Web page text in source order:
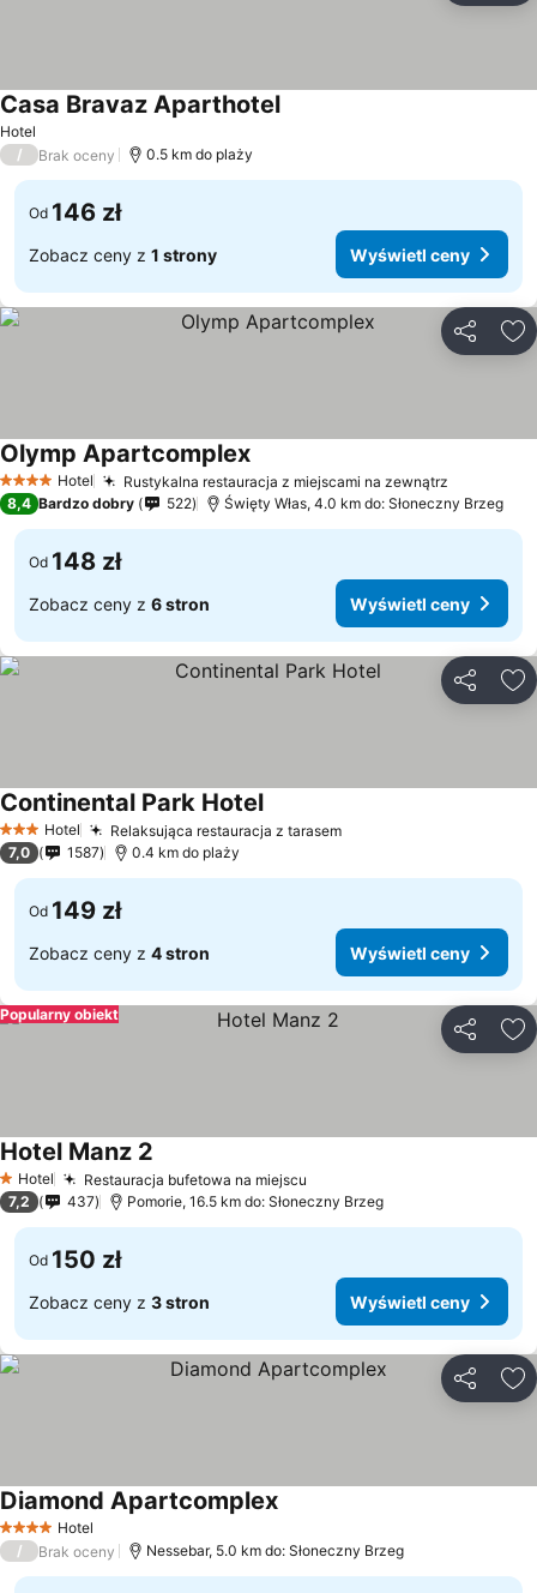
Hotel
Casa Bravaz Aparthotel
/ Brak oceny 0.5 km do plaży
Od 146 zł
Zobacz ceny z 1 strony Wyświetl ceny
4 KategoriaHotel Rustykalna restauracja z miejscami na zewnątrz
Olymp Apartcomplex
8,4 Bardzo dobry 522 Święty Włas, 4.0 km do: Słoneczny Brzeg
Od 148 zł
Zobacz ceny z 6 stron Wyświetl ceny
3 Kategoria
Hotel Relaksująca restauracja z tarasem
Continental Park Hotel
7,0 1587 0.4 km do plaży
Od 149 zł
Zobacz ceny z 4 stron Wyświetl ceny
Popularny obiekt
1 Kategoria
Hotel Restauracja bufetowa na miejscu
Hotel Manz 2
7,2 437 Pomorie, 16.5 km do: Słoneczny Brzeg
Od 150 zł
Zobacz ceny z 3 stron Wyświetl ceny
4 KategoriaHotel
Diamond Apartcomplex
/ Brak oceny Nessebar, 5.0 km do: Słoneczny Brzeg